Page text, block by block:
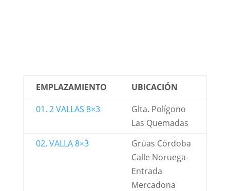
EMPLAZAMIENTO
UBICACIÓN
01. 2 VALLAS 8×3
Glta. Polígono
Las Quemadas
02. VALLA 8×3
Grúas Córdoba
Calle Noruega-
Entrada
Mercadona